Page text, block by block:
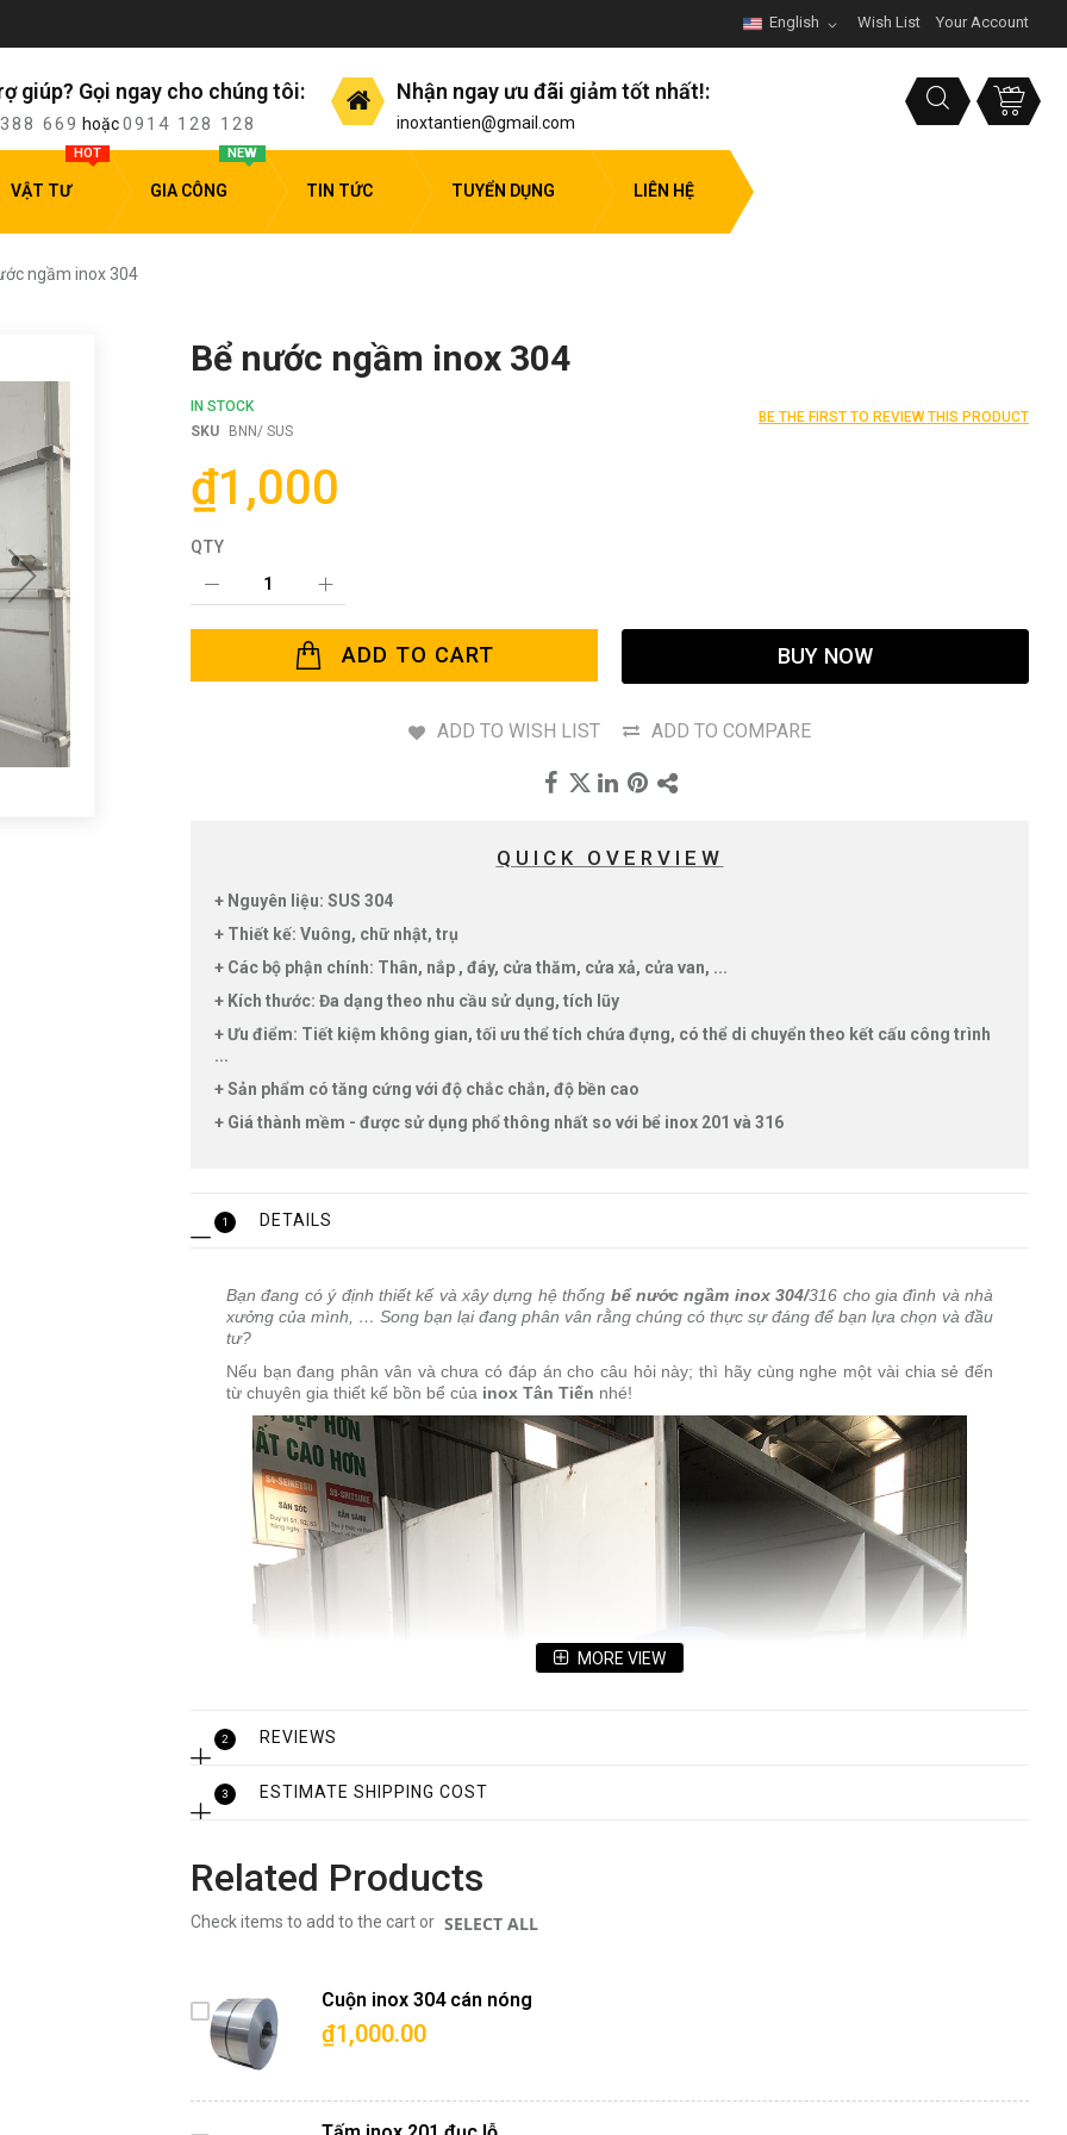
Wish List Your Account
English
giúp? Gọi ngay cho chúng tôi:
669 hoặc0914 128 128
Nhận ngay ưu đãi giảm tốt nhất!:
inoxtantien@gmail.com
VẬT TƯ
HOT
GIA CÔNG
NEW
TIN TỨC TUYỂN DỤNG LIÊN HỆ
ngầm inox 304
Bể nước ngầm inox 304
IN STOCK
SKU
BNN/ SUS
BE THE FIRST TO REVIEW THIS PRODUCT
₫1,000
QTY
ADD TO CART BUY NOW
ADD TO WISH LIST ADD TO COMPARE
QUICK OVERVIEW
+ Nguyên liệu: SUS 304
+ Thiết kế: Vuông, chữ nhật, trụ
+ Các bộ phận chính: Thân, nắp , đáy, cửa thăm, cửa xả, cửa van, ...
+ Kích thước: Đa dạng theo nhu cầu sử dụng, tích lũy
+ Ưu điểm: Tiết kiệm không gian, tối ưu thể tích chứa đựng, có thể di chuyển theo kết cấu công trình
...
+ Sản phẩm có tăng cứng với độ chắc chắn, độ bền cao
+ Giá thành mềm - được sử dụng phổ thông nhất so với bể inox 201 và 316
1 DETAILS
Bạn đang có ý định thiết kế và xây dựng hệ thống bể nước ngầm inox 304/316 cho gia đình và nhà
xưởng của mình, … Song bạn lại đang phân vân rằng chúng có thực sự đáng để bạn lựa chọn và đầu
tư?
Nếu bạn đang phân vân và chưa có đáp án cho câu hỏi này; thì hãy cùng nghe một vài chia sẻ đến
từ chuyên gia thiết kế bồn bể của inox Tân Tiến nhé!
MORE VIEW
2 REVIEWS
3 ESTIMATE SHIPPING COST
Related Products
Check items to add to the cart or SELECT ALL
Cuộn inox 304 cán nóng
₫1,000.00